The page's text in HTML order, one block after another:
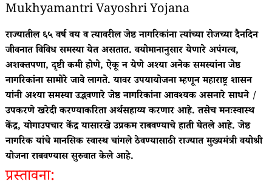
Mukhyamantri Vayoshri Yojana
राज्यातील ६५ वर्ष वय व त्यावरील जेष्ठ नागरिकांना त्यांच्या रोजच्या दैनदिन
जीवनात विविध समस्या येत असतात. वयोमानानुसार येणारे अपंगत्व,
अशक्तपणा, दृष्टी कमी होणे, ऐकू न येणे अश्या अनेक समस्यांना जेष्ठ
नागरिकांना सामोरे जावे लागते. यावर उपयायोजना म्हणून महाराष्ट्र शासन
यांनी अश्या समस्या उद्भवणारे जेष्ठ नागरिकांना आवश्यक असनारे साधने /
उपकरणे खरेदी करण्याकरिता अर्थसहाय्य करणार आहे. तसेच मनःस्वास्थ
केंद्र, योगाउपचार केंद्र यासारखे उप्रकम राबवण्याचे हाती घेतले आहे. जेष्ठ
नागरिक यांचे मानसिक स्वास्थ चांगले ठेवण्यासाठी राज्यात मुख्यमंत्री वयोश्री
योजना राबवण्यास सुरुवात केले आहे.
प्रस्तावना: